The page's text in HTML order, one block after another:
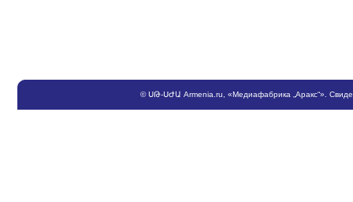
©ՍԹ-ՍԺԱ Armenia.ru , «Медиафабрика „Аракс“».